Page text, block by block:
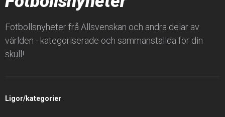
Fotbollsnyheter frå Allsvenskan och andra delar av
världen - kategoriserade och sammanställda för din
skull!
Ligor/kategorier